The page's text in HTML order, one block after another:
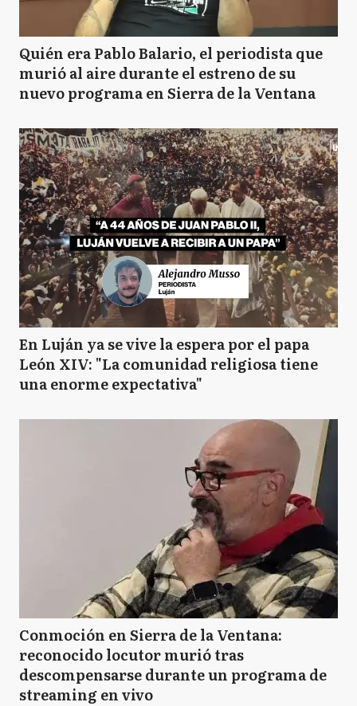
Quién era Pablo Balario, el periodista que
murió al aire durante el estreno de su
nuevo programa en Sierra de la Ventana
En Luján ya se vive la espera por el papa
León XIV: "La comunidad religiosa tiene
una enorme expectativa"
Conmoción en Sierra de la Ventana:
reconocido locutor murió tras
descompensarse durante un programa de
streaming en vivo